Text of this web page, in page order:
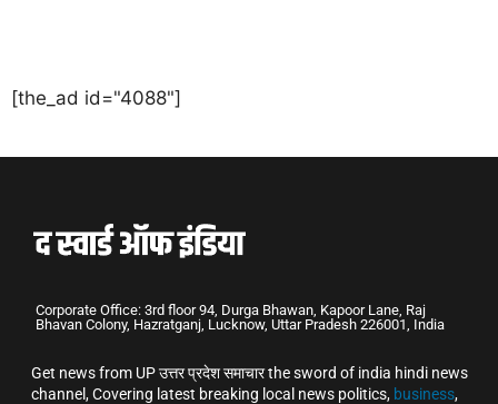
[the_ad id="4088"]
Corporate Office: 3rd floor 94, Durga Bhawan, Kapoor Lane, Raj
Bhavan Colony, Hazratganj, Lucknow, Uttar Pradesh 226001, India
Get news from UP उत्तर प्रदेश समाचार the sword of india hindi news
channel, Covering latest breaking local news politics, business,